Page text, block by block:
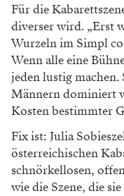
Für die
diverser wird. „Erst
Wurzeln im Simpl
Wenn alle eine
jeden lustig machen.
Männern dominiert
Kosten bestimmter
Fix ist: Julia
österreichischen
schnörkellosen,
wie die Szene, die